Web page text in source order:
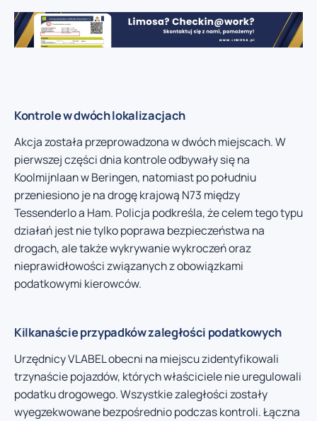
Kontrole w dwóch lokalizacjach
Akcja została przeprowadzona w dwóch miejscach. W
pierwszej części dnia kontrole odbywały się na
Koolmijnlaan w Beringen, natomiast po południu
przeniesiono je na drogę krajową N73 między
Tessenderlo a Ham. Policja podkreśla, że celem tego typu
działań jest nie tylko poprawa bezpieczeństwa na
drogach, ale także wykrywanie wykroczeń oraz
nieprawidłowości związanych z obowiązkami
podatkowymi kierowców.
Kilkanaście przypadków zaległości podatkowych
Urzędnicy VLABEL obecni na miejscu zidentyfikowali
trzynaście pojazdów, których właściciele nie uregulowali
podatku drogowego. Wszystkie zaległości zostały
wyegzekwowane bezpośrednio podczas kontroli. Łączna